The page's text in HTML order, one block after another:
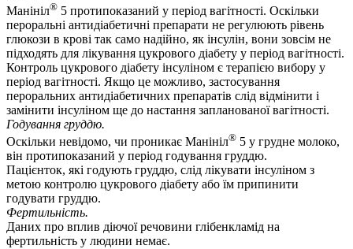
Манініл® 5 протипоказаний у період вагітності. Оскільки
пероральні антидіабетичні препарати не регулюють рівень
глюкози в крові так само надійно, як інсулін, вони зовсім не
підходять для лікування цукрового діабету у період вагітності.
Контроль цукрового діабету інсуліном є терапією вибору у
період вагітності. Якщо це можливо, застосування
пероральних антидіабетичних препаратів слід відмінити і
замінити інсуліном ще до настання запланованої вагітності.
Годування груддю.
Оскільки невідомо, чи проникає Манініл® 5 у грудне молоко,
він протипоказаний у період годування груддю.
Пацієнток, які годують груддю, слід лікувати інсуліном з
метою контролю цукрового діабету або їм припинити
годувати груддю.
Фертильність.
Даних про вплив діючої речовини глібенкламід на
фертильність у людини немає.